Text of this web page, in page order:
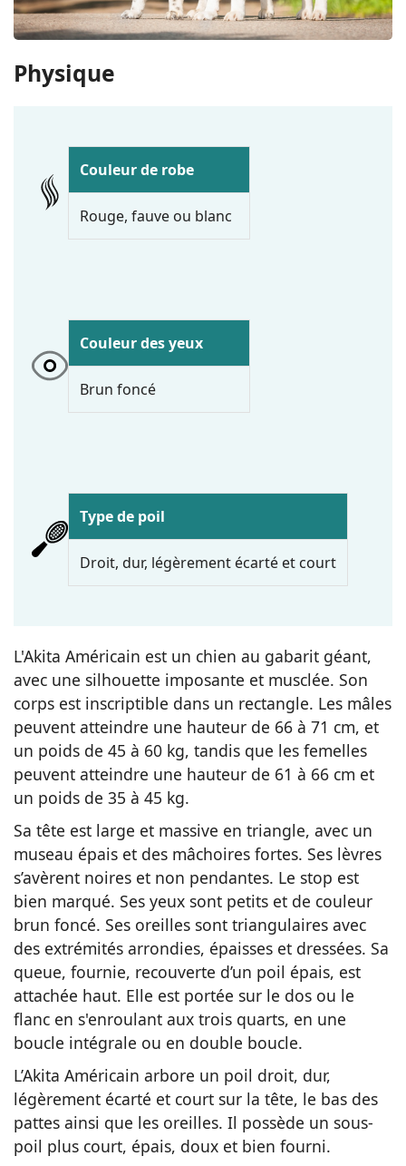
Physique
Couleur de robe
Rouge, fauve ou blanc
Couleur des yeux
Brun foncé
Type de poil
Droit, dur, légèrement écarté et court
L'Akita Américain est un chien au gabarit géant,
avec une silhouette imposante et musclée. Son
corps est inscriptible dans un rectangle. Les mâles
peuvent atteindre une hauteur de 66 à 71 cm, et
un poids de 45 à 60 kg, tandis que les femelles
peuvent atteindre une hauteur de 61 à 66 cm et
un poids de 35 à 45 kg.
Sa tête est large et massive en triangle, avec un
museau épais et des mâchoires fortes. Ses lèvres
s’avèrent noires et non pendantes. Le stop est
bien marqué. Ses yeux sont petits et de couleur
brun foncé. Ses oreilles sont triangulaires avec
des extrémités arrondies, épaisses et dressées. Sa
queue, fournie, recouverte d’un poil épais, est
attachée haut. Elle est portée sur le dos ou le
flanc en s'enroulant aux trois quarts, en une
boucle intégrale ou en double boucle.
L’Akita Américain arbore un poil droit, dur,
légèrement écarté et court sur la tête, le bas des
pattes ainsi que les oreilles. Il possède un sous-
poil plus court, épais, doux et bien fourni.